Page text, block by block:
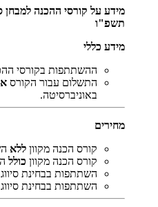
מידע על קורסי ההכנה למבחן
תשפ"ו
מידע כללי
ההשתתפות בקורסי
התשלום עבור הקורס
באוניברסיטה.
מחירים
קורס הכנה מקוון ללא
קורס הכנה מקוון כולל
השתתפות בבחינת
השתתפות בבחינת